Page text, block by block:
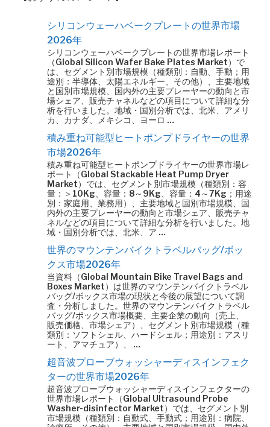
シリコンウェーハベークプレートの世界市場
2026年
シリコンウェーハベークプレートの世界市場レポート
（Global Silicon Wafer Bake Plates Market）で
は、セグメント別市場規模（種類別：自動、手動；用
途別：半導体、太陽エネルギー、その他）、主要地域
と国別市場規模、国内外の主要プレーヤーの動向と市
場シェア、販売チャネルなどの項目について詳細な分
析を行いました。地域・国別分析では、北米、アメリ
カ、カナダ、メキシコ、ヨーロ …
積み重ね可能型ヒートポンプドライヤーの世界
市場2026年
積み重ね可能型ヒートポンプドライヤーの世界市場レ
ポート（Global Stackable Heat Pump Dryer
Market）では、セグメント別市場規模（種類別：容
量：＞10Kg、容量：8～9Kg、容量：4～7Kg；用途
別：家庭用、業務用）、主要地域と国別市場規模、国
内外の主要プレーヤーの動向と市場シェア、販売チャ
ネルなどの項目について詳細な分析を行いました。地
域・国別分析では、北米、ア …
世界のマウンテンバイクトラベルバッグ/ボッ
クス市場2026年
当資料（Global Mountain Bike Travel Bags and
Boxes Market）は世界のマウンテンバイクトラベル
バッグ/ボックス市場の現状と今後の展望について調
査・分析しました。世界のマウンテンバイクトラベル
バッグ/ボックス市場概要、主要企業の動向（売上、
販売価格、市場シェア）、セグメント別市場規模（種
類別：ソフトシェル、ハードシェル；用途別：アスリ
ート、アマチュア）、 …
超音波プローブウォッシャーディスインフェク
ターの世界市場2026年
超音波プローブウォッシャーディスインフェクターの
世界市場レポート（Global Ultrasound Probe
Washer-disinfector Market）では、セグメント別
市場規模（種類別：自動式、手動式；用途別：病院、